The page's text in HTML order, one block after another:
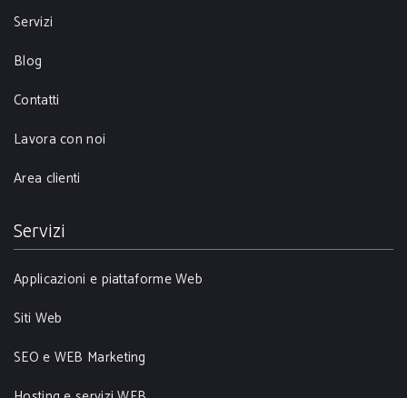
Servizi
Blog
Contatti
Lavora con noi
Area clienti
Servizi
Applicazioni e piattaforme Web
Siti Web
SEO e WEB Marketing